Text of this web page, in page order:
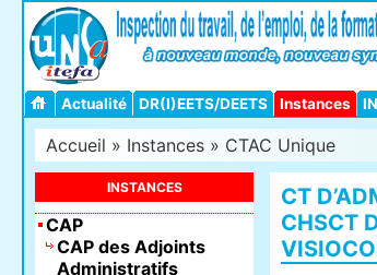
Actualité DR(I)EETS/DEETS Instances
Accueil » Instances » CTAC Unique
CT
CHSCT
INSTANCES
CAP
CAP des Adjoints
Administratifs